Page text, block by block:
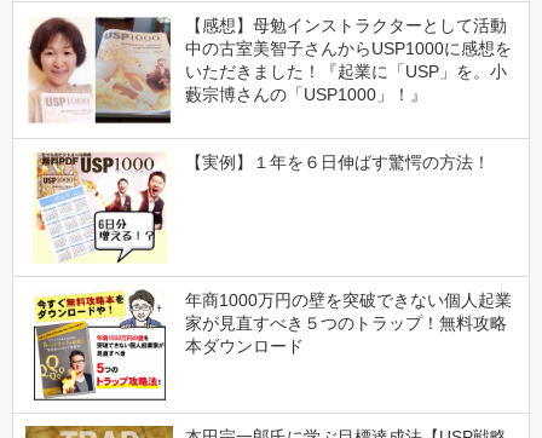
【感想】母勉インストラクターとして活動
中の古室美智子さんからUSP1000に感想を
いただきました！『起業に「USP」を。小
藪宗博さんの「USP1000」！』
【実例】１年を６日伸ばす驚愕の方法！
年商1000万円の壁を突破できない個人起業
家が見直すべき５つのトラップ！無料攻略
本ダウンロード